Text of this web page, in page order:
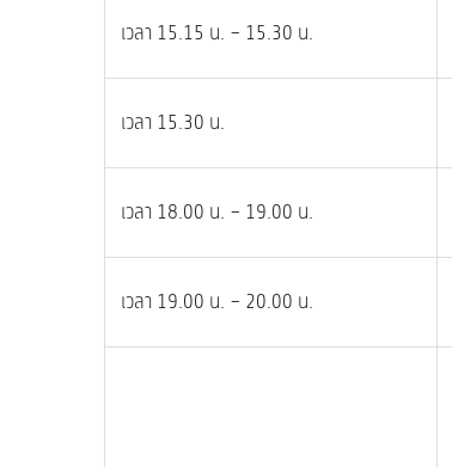
เวลา 15.15 น. – 15.30 น.
เวลา 15.30 น.
เวลา 18.00 น. – 19.00 น.
เวลา 19.00 น. – 20.00 น.